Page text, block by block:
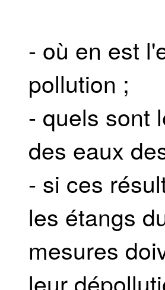
- où en est
pollution ;
- quels sont
des eaux
- si ces
les étangs
mesures
leur